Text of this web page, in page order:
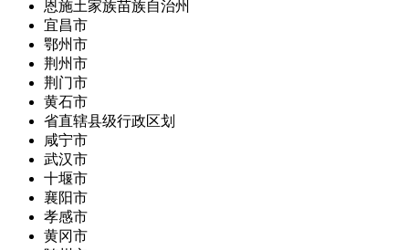
恩施土家族苗族自治州
宜昌市
鄂州市
荆州市
荆门市
黄石市
省直辖县级行政区划
咸宁市
武汉市
十堰市
襄阳市
孝感市
黄冈市